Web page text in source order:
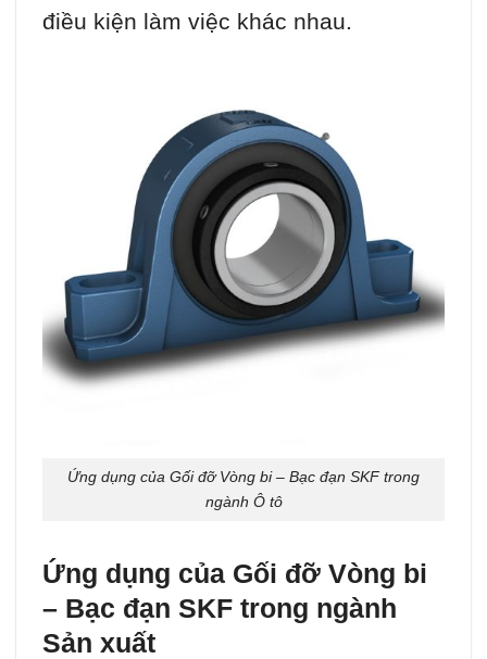
điều kiện làm việc khác nhau.
Ứng dụng của Gối đỡ Vòng bi – Bạc đạn SKF trong
ngành Ô tô
Ứng dụng của Gối đỡ Vòng bi
– Bạc đạn SKF trong ngành
Sản xuất